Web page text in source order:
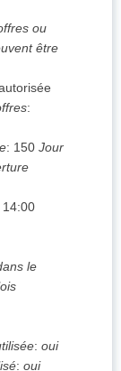
ou
être
:
: 150 Jour
14:00
le
: oui
: oui